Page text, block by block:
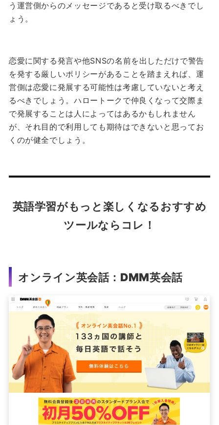
う運営側からのメッセージであると受け取るべきでし
ょう。
恋愛に関する発言や他SNSの名前を出しただけで警告
を発する厳しいポリシーがあることを踏まえれば、運
営側は恋愛に発展する可能性は考慮していないと考え
るべきでしょう。ハロートークで仲良くなって交際ま
で発展することは人によってはあるかもしれません
が、それ目的で利用しても期待はできないと思ってお
くのが健全でしょう。
英語学習がもっと楽しくなるおすすめ
ツールならコレ！
オンライン英会話：DMM英会話